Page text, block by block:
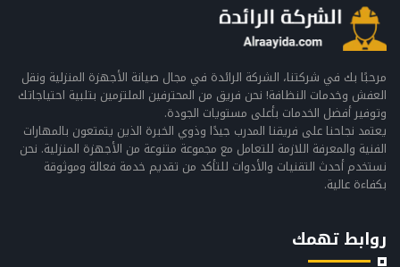
مرحبًا بك في شركتنا، الشركة الرائدة في مجال صيانة الأجهزة المنزلية ونقل
العفش وخدمات النظافة! نحن فريق من المحترفين الملتزمين بتلبية احتياجاتك
وتوفير أفضل الخدمات بأعلى مستويات الجودة.
يعتمد نجاحنا على فريقنا المدرب جيدًا وذوي الخبرة الذين يتمتعون بالمهارات
الفنية والمعرفة اللازمة للتعامل مع مجموعة متنوعة من الأجهزة المنزلية. نحن
نستخدم أحدث التقنيات والأدوات للتأكد من تقديم خدمة فعالة وموثوقة
بكفاءة عالية.
روابط تهمك